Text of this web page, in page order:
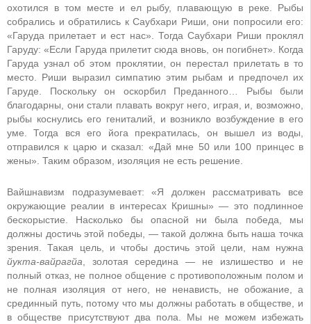
охотился в том месте и ел рыбу, плавающую в реке. Рыбы
собрались и обратились к Саубхари Риши, они попросили его:
«Гаруда прилетает и ест нас». Тогда Саубхари Риши проклял
Гаруду: «Если Гаруда прилетит сюда вновь, он погибнет». Когда
Гаруда узнал об этом проклятии, он перестал прилетать в то
место. Риши выразил симпатию этим рыбам и предпочел их
Гаруде. Поскольку он оскорбил Преданного… Рыбы были
благодарны, они стали плавать вокруг него, играя, и, возможно,
рыбы коснулись его гениталий, и возникло возбуждение в его
уме. Тогда вся его йога прекратилась, он вышел из воды,
отправился к царю и сказал: «Дай мне 50 или 100 принцес в
жены». Таким образом, изоляция не есть решение.
Вайшнавизм подразумевает: «Я должен рассматривать все
окружающие реалии в интересах Кришны» — это подлинное
бескорыстие. Насколько бы опасной ни была победа, мы
должны достичь этой победы, — такой должна быть наша точка
зрения. Такая цель, и чтобы достичь этой цели, нам нужна
йукта-вайрагйа , золотая середина — не излишество и не
полный отказ, не полное общение с противоположным полом и
не полная изоляция от него, не ненависть, не обожание, а
срединный путь, потому что мы должны работать в обществе, и
в обществе присутствуют два пола. Мы не можем избежать